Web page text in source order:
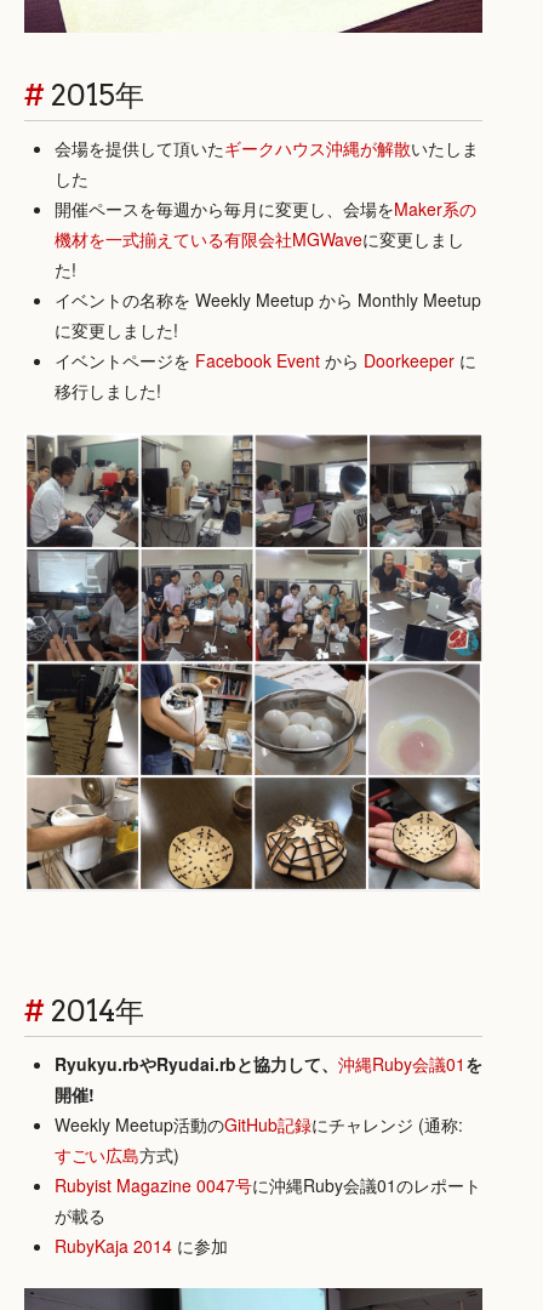
# 2015年
会場を提供して頂いたギークハウス沖縄が解散いたしま
した
開催ペースを毎週から毎月に変更し、会場をMaker系の
機材を一式揃えている有限会社MGWaveに変更しまし
た!
イベントの名称を Weekly Meetup から Monthly Meetup
に変更しました!
イベントページを Facebook Event から Doorkeeper に
移行しました!
# 2014年
Ryukyu.rbやRyudai.rbと協力して、 沖縄Ruby会議01 を
開催!
Weekly Meetup活動のGitHub記録にチャレンジ (通称:
すごい広島方式)
Rubyist Magazine 0047号に沖縄Ruby会議01のレポート
が載る
RubyKaja 2014 に参加